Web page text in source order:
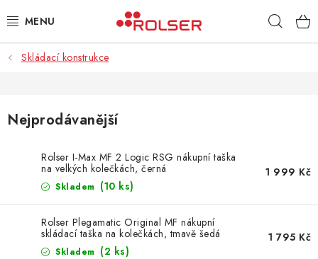
na
TAŠKY NA KOLEČKÁCH
KLASICKÉ TAŠKY
PŘÍSLUŠENSTVÍ
Kontakt Obchodní podmínky
Skládací konstrukce
Nejprodávanější
Rolser I-Max MF 2 Logic RSG nákupní taška
na velkých kolečkách, černá
Skladem (10 ks)
1 999 Kč
Rolser Plegamatic Original MF nákupní
skládací taška na kolečkách, tmavě šedá
Skladem (2 ks)
1 795 Kč